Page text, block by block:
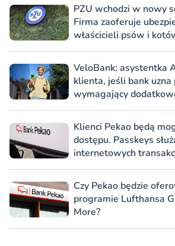
PZU wchodzi w nowy
Firma zaoferuje
właścicieli psów i
VeloBank: asystentka
klienta, jeśli bank uzna
wymagający
Klienci Pekao będą
dostępu. Passkeys
internetowych
Czy Pekao będzie
programie Lufthansa
More?